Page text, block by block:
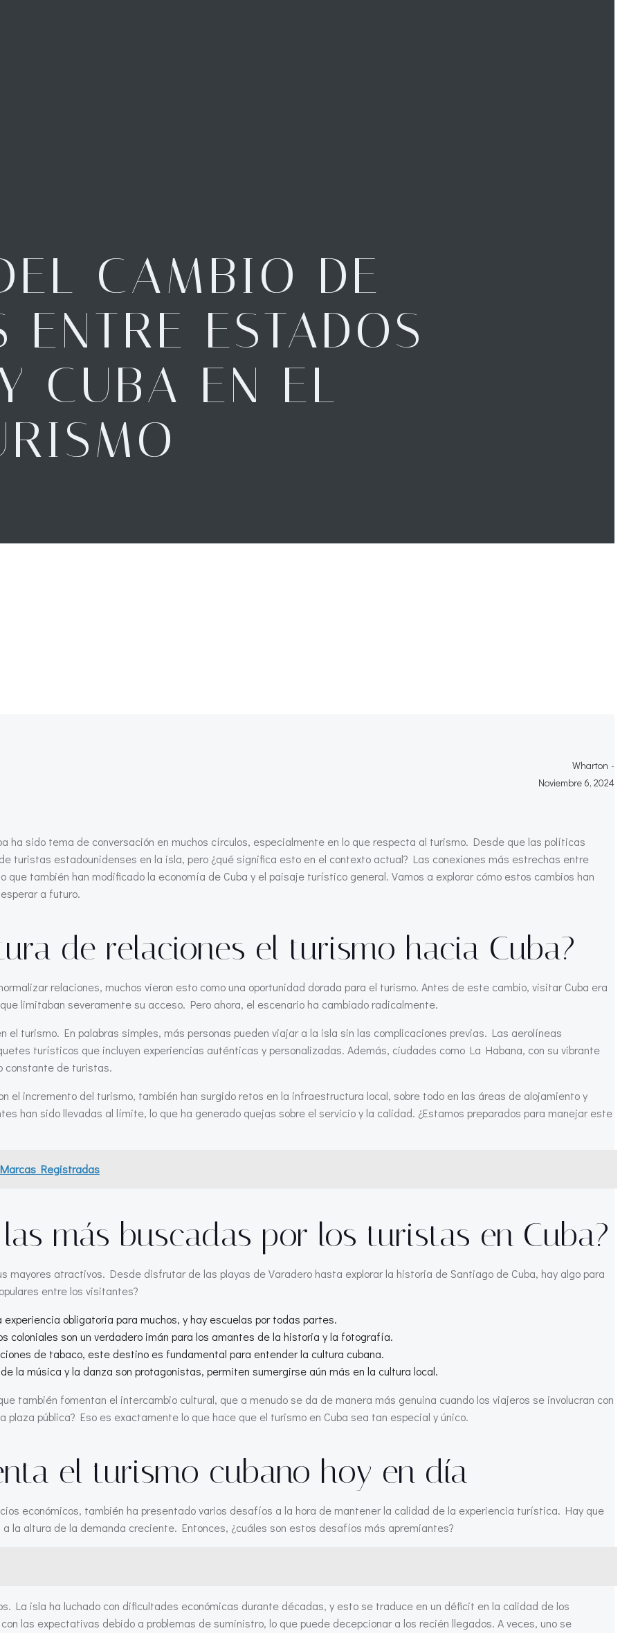
CAMBIO DE
ENTRE ESTADOS
CUBA EN EL
Wharton -
Noviembre 6, 2024
ha sido tema de conversación en muchos círculos, especialmente en lo que respecta al turismo. Desde que las políticas
turistas estadounidenses en la isla, pero ¿qué significa esto en el contexto actual? Las conexiones más estrechas entre
también han modificado la economía de Cuba y el paisaje turístico general. Vamos a explorar cómo estos cambios han
a futuro.
de relaciones el turismo hacia Cuba?
relaciones, muchos vieron esto como una oportunidad dorada para el turismo. Antes de este cambio, visitar Cuba era
limitaban severamente su acceso. Pero ahora, el escenario ha cambiado radicalmente.
el turismo. En palabras simples, más personas pueden viajar a la isla sin las complicaciones previas. Las aerolíneas
turísticos que incluyen experiencias auténticas y personalizadas. Además, ciudades como La Habana, con su vibrante
constante de turistas.
el incremento del turismo, también han surgido retos en la infraestructura local, sobre todo en las áreas de alojamiento y
han sido llevadas al límite, lo que ha generado quejas sobre el servicio y la calidad. ¿Estamos preparados para manejar este
Registradas
más buscadas por los turistas en Cuba?
mayores atractivos. Desde disfrutar de las playas de Varadero hasta explorar la historia de Santiago de Cuba, hay algo para
entre los visitantes?
obligatoria para muchos, y hay escuelas por todas partes.
coloniales son un verdadero imán para los amantes de la historia y la fotografía.
de tabaco, este destino es fundamental para entender la cultura cubana.
la música y la danza son protagonistas, permiten sumergirse aún más en la cultura local.
también fomentan el intercambio cultural, que a menudo se da de manera más genuina cuando los viajeros se involucran con
plaza pública? Eso es exactamente lo que hace que el turismo en Cuba sea tan especial y único.
el turismo cubano hoy en día
económicos, también ha presentado varios desafíos a la hora de mantener la calidad de la experiencia turística. Hay que
la altura de la demanda creciente. Entonces, ¿cuáles son estos desafíos más apremiantes?
La isla ha luchado con dificultades económicas durante décadas, y esto se traduce en un déficit en la calidad de los
las expectativas debido a problemas de suministro, lo que puede decepcionar a los recién llegados. A veces, uno se